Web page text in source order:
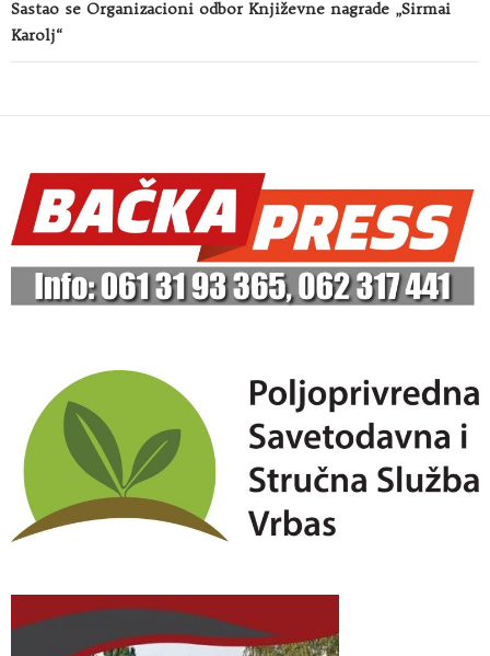
Sastao se Organizacioni odbor Književne nagrade „Sirmai
Karolj“